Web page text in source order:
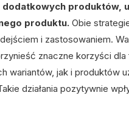
produktów,
produktu. Obie
i zastosowaniem.
znaczne korzyści dla
wariantów, jak i produktów
działania pozytywnie